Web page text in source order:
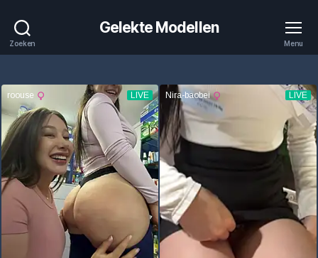
Zoeken
Gelekte Modellen
Menu